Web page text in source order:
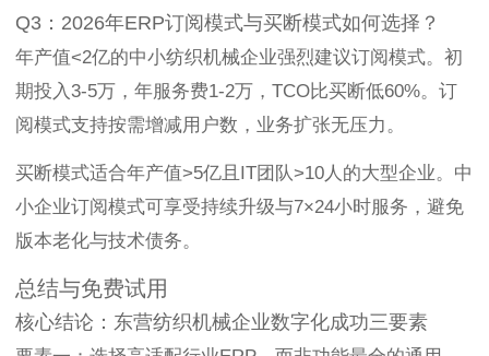
Q3：2026年ERP订阅模式与买断模式如何选择？
年产值<2亿的中小纺织机械企业强烈建议订阅模式。初
期投入3-5万，年服务费1-2万，TCO比买断低60%。订
阅模式支持按需增减用户数，业务扩张无压力。
买断模式适合年产值>5亿且IT团队>10人的大型企业。中
小企业订阅模式可享受持续升级与7×24小时服务，避免
版本老化与技术债务。
总结与免费试用
核心结论：东营纺织机械企业数字化成功三要素